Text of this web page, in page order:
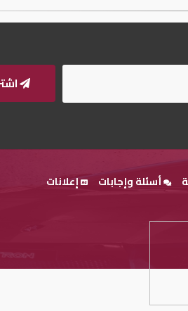
أسئلة وإجابات إعلانات